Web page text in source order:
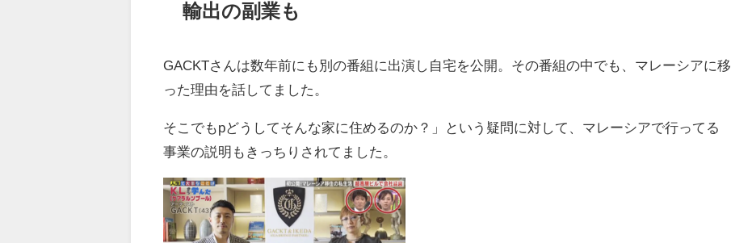
輸出の副業も
GACKTさんは数年前にも別の番組に出演し自宅を公開。その番組の中でも、マレーシアに移
った理由を話してました。
そこでもpどうしてそんな家に住めるのか？」という疑問に対して、マレーシアで行ってる
事業の説明もきっちりされてました。